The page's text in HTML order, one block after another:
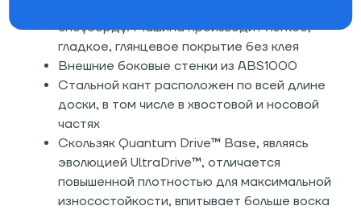
сноуборду. Машина производит легкое,
гладкое, глянцевое покрытие без клея
Внешние боковые стенки из ABS1000
Стальной кант расположен по всей длине
доски, в том числе в хвостовой и носовой
частях
Скользяк Quantum Drive™ Base, являясь
эволюцией UltraDrive™, отличается
повышенной плотностью для максимальной
износостойкости, впитывает больше воска